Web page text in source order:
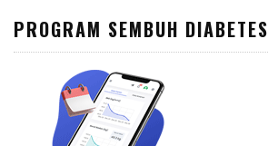
PROGRAM SEMBUH DIABETES